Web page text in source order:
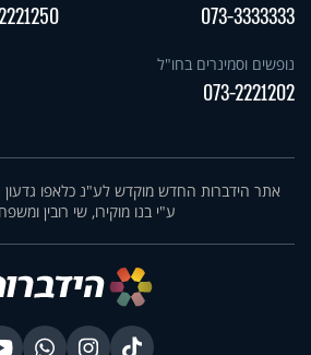
073-3333333
נופשים וסמינרים בחו"ל
073-2221202
אתר הידברות החדש מוקדש לע"נ כלאפו גדעון
ע"י בנו מוקירו, שי רובין